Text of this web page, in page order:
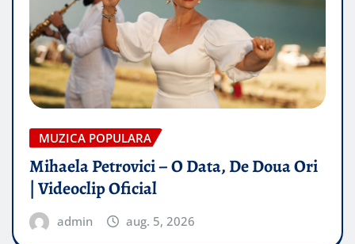
MUZICA POPULARA
Mihaela Petrovici – O Data, De Doua Ori
| Videoclip Oficial
admin aug. 5, 2026